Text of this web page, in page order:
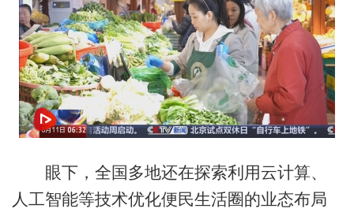
眼下，全国多地还在探索利用云计算、
人工智能等技术优化便民生活圈的业态布局